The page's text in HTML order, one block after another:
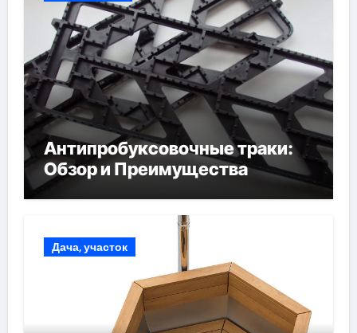
Антипробуксовочные траки:
Обзор и Преимущества
Дача, участок